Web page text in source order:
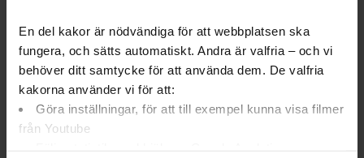
En del kakor är nödvändiga för att webbplatsen ska
fungera, och sätts automatiskt. Andra är valfria – och vi
behöver ditt samtycke för att använda dem. De valfria
kakorna använder vi för att:
Göra inställningar, för att till exempel kunna visa filmer
från Youtube
vår arbetsuppgift på bästa sätt” – och fatta beslut utifrån
det, avslutade Anne-Marie Hultberg.
Mer om seminariet